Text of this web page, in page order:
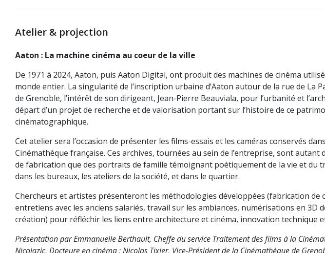
Atelier & projection
Aaton : La machine cinéma au coeur de la ville
De 1971 à 2024, Aaton, puis Aaton Digital, ont produit des machines de cinéma
monde entier. La singularité de l’inscription urbaine d’Aaton autour de la rue de La
de Grenoble, l’intérêt de son dirigeant, Jean-Pierre Beauviala, pour l’urbanité et
départ d’un projet de recherche et de valorisation portant sur l’histoire de ce
cinématographique.
Cet atelier sera l’occasion de présenter les films-essais et les caméras conservés
Cinémathèque française. Ces archives, tournées au sein de l’entreprise, sont autant
de fabrication que des portraits de famille témoignant poétiquement de la vie et du
dans les bureaux, les ateliers de la société, et dans le quartier.
Chercheurs et artistes présenteront les méthodologies développées (fabrication de
entretiens avec les anciens salariés, travail sur les ambiances, numérisations en 3D
création) pour réfléchir les liens entre architecture et cinéma, innovation technique
Présentation par Emmanuelle Berthault, Cheffe du service Traitement des films à la
Nicolazic, Docteure en cinéma ; Nicolas Tixier, Vice-Président de la Cinémathèque de